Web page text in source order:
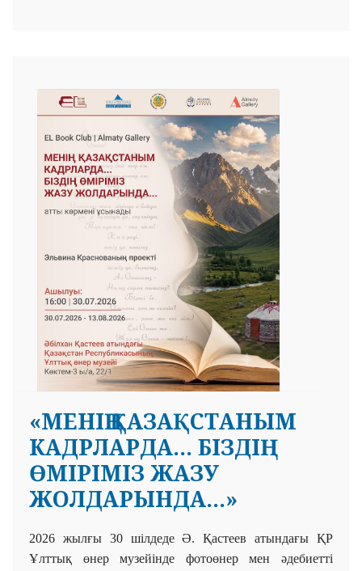
«МЕНІҢ ҚАЗАҚСТАНЫМ
КАДРЛАРДА... БІЗДІҢ
ӨМІРІМІЗ ЖАЗУ
ЖОЛДАРЫНДА...»
2026 жылғы 30 шілдеде Ә. Қастеев атындағы ҚР
Ұлттық өнер музейінде фотоөнер мен әдебиетті